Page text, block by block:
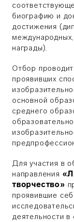
биографию и
достижения
награды).
Отбор
проявивших
основной
среднего
Для участия в
направления
творчество»
проявившие
деятельности в